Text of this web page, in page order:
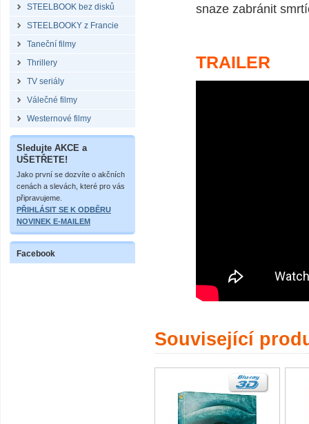
STEELBOOK bez disků
STEELBOOKY z Francie
Taneční filmy
Thrillery
TV seriály
Válečné filmy
Westernové filmy
Sledujte AKCE a
UŠETŘETE!
Jako první se dozvíte o akčních
cenách a slevách, které pro vás
připravujeme.
PŘIHLÁSIT SE K ODBĚRU
NOVINEK E-MAILEM
Facebook
snaze zabránit
TRAILER
Související